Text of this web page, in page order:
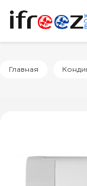
Главная